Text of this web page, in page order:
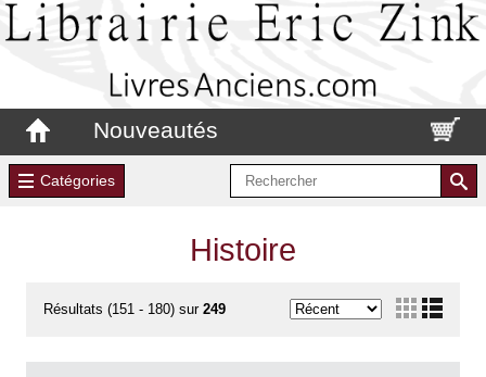
Nouveautés
Catégories
Histoire
Résultats (151 - 180) sur 249